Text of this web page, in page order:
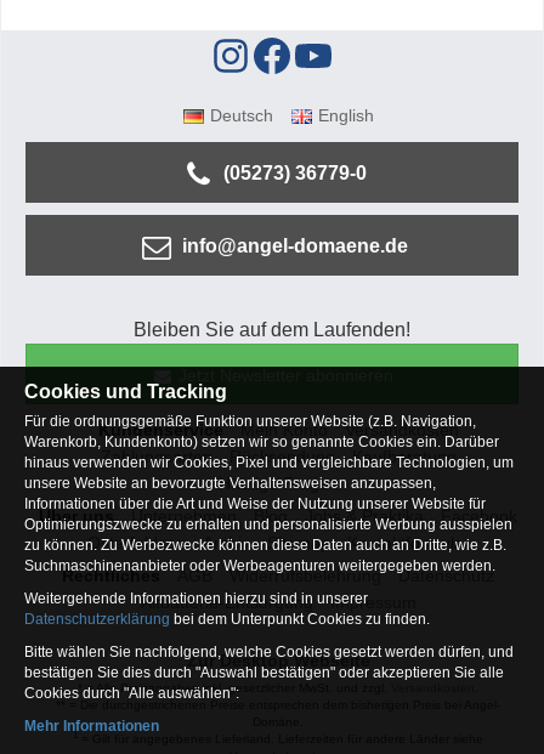
Deutsch English
(05273) 36779-0
info@angel-domaene.de
Bleiben Sie auf dem Laufenden!
Kundenservice Mein Konto
Versandkosten
Zahlungsarten
Rücksendung
Kaufberatung
Häufige Fragen
Über uns
Unternehmen Blog Jobs & Praktika
Facebook
Osterfeldsee
Archiv Sitemap
Kontaktformular
Rechtliches
AGB Widerrufsbelehrung
Datenschutz
Altbatterie-Entsorgung
Impressum
Zur Desktop Webseite
* = Alle Preisangaben inkl. gesetzlicher MwSt. und zzgl.
Cookies und Tracking
Für die ordnungsgemäße Funktion unserer Website (z.B. Navigation,
Warenkorb, Kundenkonto) setzen wir so genannte Cookies ein. Darüber
hinaus verwenden wir Cookies, Pixel und vergleichbare Technologien, um
unsere Website an bevorzugte Verhaltensweisen anzupassen,
Informationen über die Art und Weise der Nutzung unserer Website für
Optimierungszwecke zu erhalten und personalisierte Werbung ausspielen
zu können. Zu Werbezwecke können diese Daten auch an Dritte, wie z.B.
Suchmaschinenanbieter oder Werbeagenturen weitergegeben werden.
Weitergehende Informationen hierzu sind in unserer
Datenschutzerklärung bei dem Unterpunkt Cookies zu finden.
Bitte wählen Sie nachfolgend, welche Cookies gesetzt werden dürfen, und
bestätigen Sie dies durch "Auswahl bestätigen" oder akzeptieren Sie alle
Cookies durch "Alle auswählen":
Mehr Informationen